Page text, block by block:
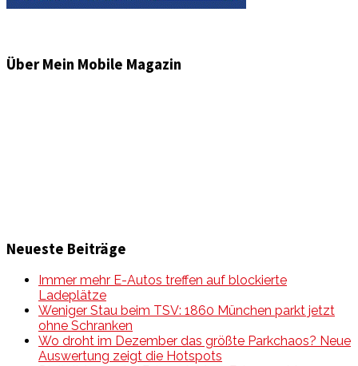
Über Mein Mobile Magazin
Neueste Beiträge
Immer mehr E-Autos treffen auf blockierte
Ladeplätze
Weniger Stau beim TSV: 1860 München parkt jetzt
ohne Schranken
Wo droht im Dezember das größte Parkchaos? Neue
Auswertung zeigt die Hotspots